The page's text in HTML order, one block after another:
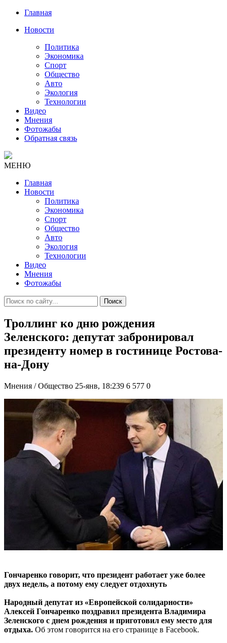
Главная
Новости
Политика
Экономика
Спорт
Общество
Авто
Экология
Технологии
Видео
Мнения
Фотожабы
Обратная связь
МЕНЮ
Главная
Новости
Политика
Экономика
Спорт
Общество
Авто
Экология
Технологии
Видео
Мнения
Фотожабы
Поиск
Троллинг ко дню рождения
Зеленского: депутат забронировал
президенту номер в гостинице Ростова-
на-Дону
Мнения / Общество 25-янв, 18:239 6 577 0
Гончаренко говорит, что президент работает уже более
двух недель, а потому ему следует отдохнуть
Народный депутат из «Европейской солидарности»
Алексей Гончаренко поздравил президента Владимира
Зеленского с днем ​​рождения и приготовил ему место для
отдыха. Об этом говорится на его странице в Facebook.